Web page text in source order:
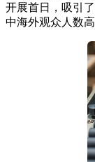
开展首日，吸引
中海外观众人数